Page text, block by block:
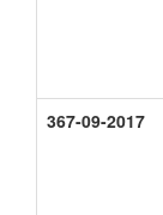
367-09-2017